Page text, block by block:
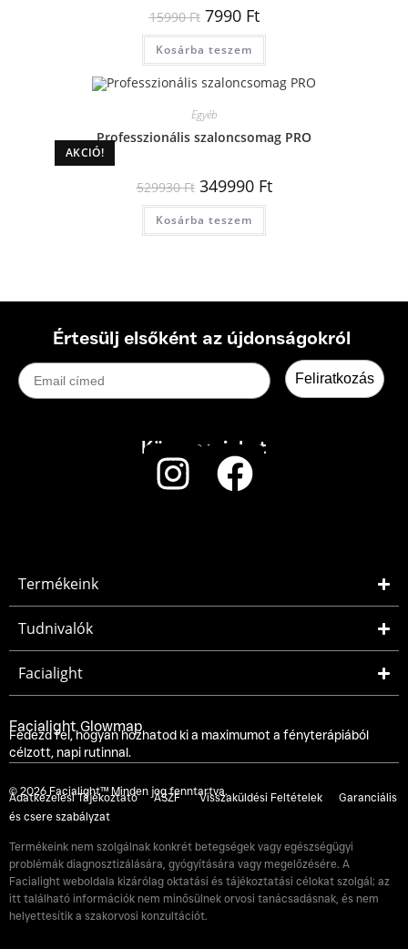
15990Ft 7990 Ft
Kosárba teszem
AKCIÓ!
Egyéb
Professzionális szaloncsomag PRO
529930Ft 349990 Ft
Kosárba teszem
Értesülj elsőként az újdonságokról
Email címed
Feliratkozás
Kövess minket
Termékeink
Tudnivalók
Facialight
Facialight Glowmap
Fedezd fel, hogyan hozhatod ki a maximumot a fényterápiából
célzott, napi rutinnal.
© 2026 Facialight™ Minden jog fenntartva.
Adatkezelési Tájékoztató ÁSZF Visszaküldési Feltételek
Garanciális
és csere szabályzat
Termékeink nem szolgálnak konkrét betegségek vagy egészségügyi
problémák diagnosztizálására, gyógyítására vagy megelőzésére. A
Facialight weboldala kizárólag oktatási és tájékoztatási célokat szolgál; az
itt található információk nem minősülnek orvosi tanácsadásnak, és nem
helyettesítik a szakorvosi konzultációt.